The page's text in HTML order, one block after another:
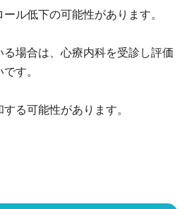
ル低下の可能性があります。
場合は、心療内科を受診し評価
す。
る可能性があります。